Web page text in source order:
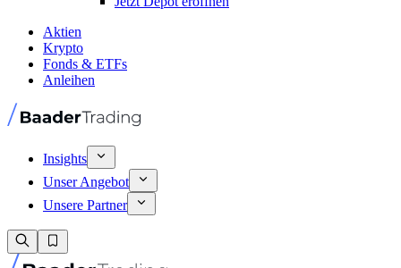
Aktien
Krypto
Fonds & ETFs
Anleihen
Insights
Unser Angebot
Unsere Partner